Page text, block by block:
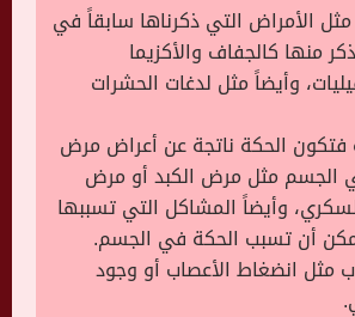
مثل الأمراض التي ذكرناها سابقاً في
منها كالجفاف والأكزيما
وأيضاً مثل لدغات الحشرات
فتكون الحكة ناتجة عن أعراض مرض
الجسم مثل مرض الكبد أو مرض
وأيضاً المشاكل التي تسببها
أن تسبب الحكة في الجسم.
مثل انضغاط الأعصاب أو وجود